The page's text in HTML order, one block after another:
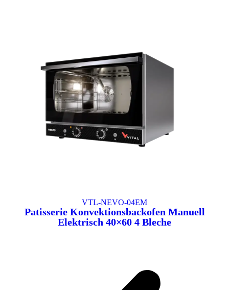
VTL-NEVO-04EM
Patisserie Konvektionsbackofen Manuell
Elektrisch 40×60 4 Bleche